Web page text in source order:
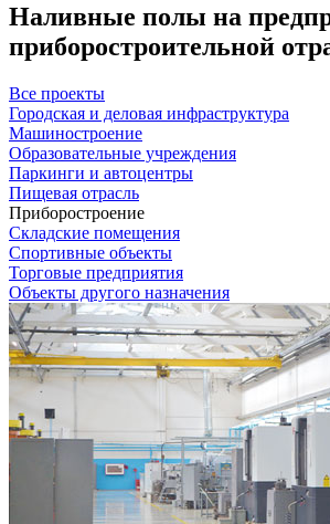
Наливные полы на
приборостроительной
Все проекты
Городская и деловая инфраструктура
Машиностроение
Образовательные учреждения
Паркинги и автоцентры
Пищевая отрасль
Приборостроение
Складские помещения
Спортивные объекты
Торговые предприятия
Объекты другого назначения